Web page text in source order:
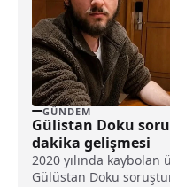
GÜNDEM
Gülistan Doku
dakika gelişmesi
2020 yılında
Gülüstan Doku